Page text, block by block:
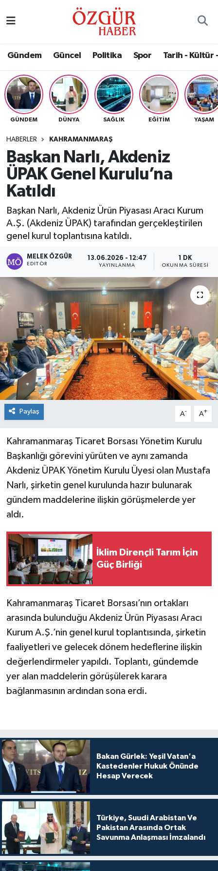
Gündem Güncel Politika Spor Tarih - Kültür
GÜNDEM DÜNYA SAĞLIK EĞITIM YAŞAM
HABERLER KAHRAMANMARAŞ
Başkan Narlı, Akdeniz
ÜPAK Genel Kurulu’na
Katıldı
Başkan Narlı, Akdeniz Ürün Piyasası Aracı Kurum
A.Ş. (Akdeniz ÜPAK) tarafından gerçekleştirilen
genel kurul toplantısına katıldı.
MELEK ÖZGÜR
EDITÖR
13.06.2026 - 12:47
YAYINLANMA
1 DK
OKUNMA SÜRESI
Paylaş A- A+
Kahramanmaraş Ticaret Borsası Yönetim Kurulu
Başkanlığı görevini yürüten ve aynı zamanda
Akdeniz ÜPAK Yönetim Kurulu Üyesi olan Mustafa
Narlı, şirketin genel kurulunda hazır bulunarak
gündem maddelerine ilişkin görüşmelerde yer
aldı.
İklim Dirençli Tarım İçin
Güç Birliği
Kahramanmaraş Ticaret Borsası’nın ortakları
arasında bulunduğu Akdeniz Ürün Piyasası Aracı
Kurum A.Ş.’nin genel kurul toplantısında, şirketin
faaliyetleri ve gelecek dönem hedeflerine ilişkin
değerlendirmeler yapıldı. Toplantı, gündemde
yer alan maddelerin görüşülerek karara
bağlanmasının ardından sona erdi.
Bakan Gürlek: Yeşil Vatan'a
Kastedenler Hukuk Önünde
Hesap Verecek
Türkiye, Suudi Arabistan Ve
Pakistan Arasında Ortak
Savunma Anlaşması İmzalandı
Eğitim
Ekonomi
Güncel
Gündem
Magazin
Politika
Sağlık
Spor
Tarih - Kültür - Sanat - Turizm
Yaşam
Nöbetçi Eczaneler
Namaz Vakitleri
Trafik Durumu
Süper Lig Puan Durumu ve Fikstür
Tüm Manşetler
Son Dakika Haberleri
Haber Arşivi